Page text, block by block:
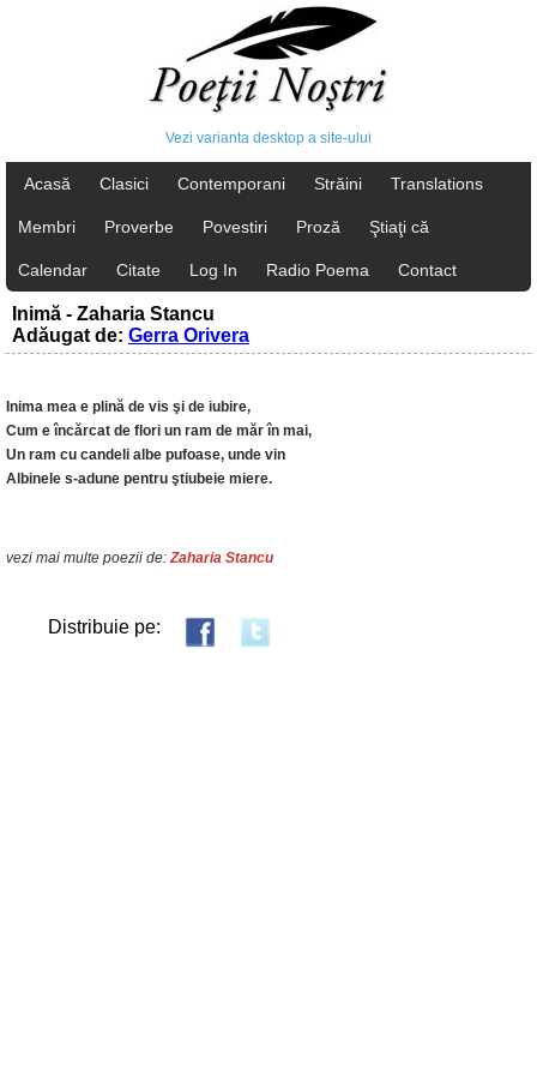
Vezi varianta desktop a site-ului
Acasă Clasici Contemporani Străini Translations
Membri Proverbe Povestiri Proză Ştiaţi că
Calendar Citate Log In Radio Poema Contact
Inimă - Zaharia Stancu
Adăugat de: Gerra Orivera
Inima mea e plină de vis şi de iubire,
Cum e încărcat de flori un ram de măr în mai,
Un ram cu candeli albe pufoase, unde vin
Albinele s-adune pentru ştiubeie miere.
vezi mai multe poezii de:Zaharia Stancu
Distribuie pe: